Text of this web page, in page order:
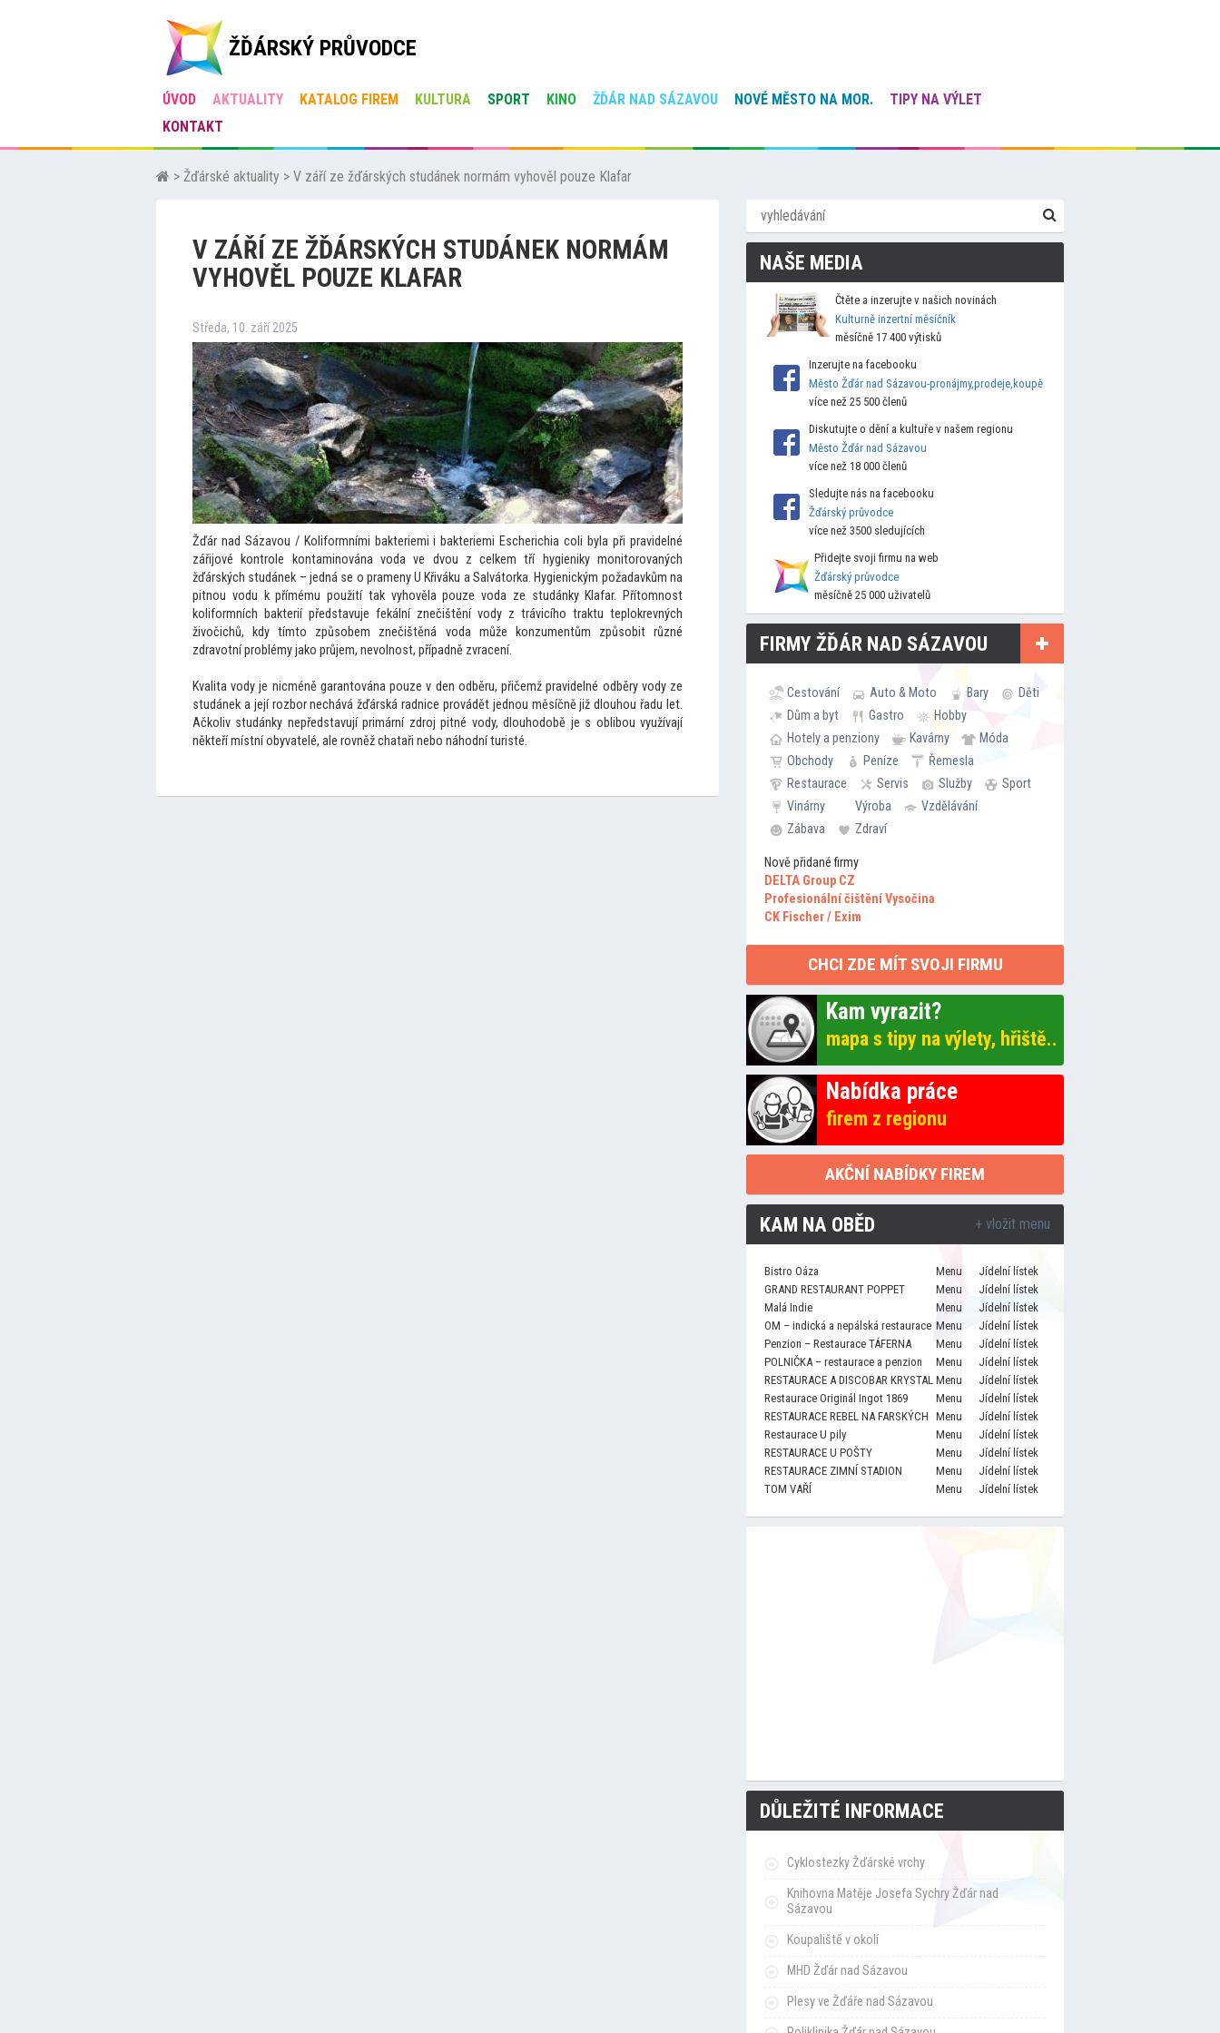
ŽĎÁRSKÝ PRŮVODCE
ÚVOD AKTUALITY KATALOG FIREM KULTURA SPORT KINO ŽĎÁR NAD SÁZAVOU NOVÉ MĚSTO NA MOR.
TIPY NA VÝLET
KONTAKT
> Žďárské aktuality > V září ze žďárských studánek normám vyhověl pouze Klafar
V ZÁŘÍ ZE ŽĎÁRSKÝCH STUDÁNEK NORMÁM
VYHOVĚL POUZE KLAFAR
Středa, 10. září 2025
Žďár nad Sázavou / Koliformními bakteriemi i bakteriemi Escherichia coli byla při pravidelné
zářijové kontrole kontaminována voda ve dvou z celkem tří hygieniky monitorovaných
žďárských studánek – jedná se o prameny U Křiváku a Salvátorka. Hygienickým požadavkům na
pitnou vodu k přímému použití tak vyhověla pouze voda ze studánky Klafar. Přítomnost
koliformních bakterií představuje fekální znečištění vody z trávicího traktu teplokrevných
živočichů, kdy tímto způsobem znečištěná voda může konzumentům způsobit různé
zdravotní problémy jako průjem, nevolnost, případně zvracení.
Kvalita vody je nicméně garantována pouze v den odběru, přičemž pravidelné odběry vody ze
studánek a její rozbor nechává žďárská radnice provádět jednou měsíčně již dlouhou řadu let.
Ačkoliv studánky nepředstavují primární zdroj pitné vody, dlouhodobě je s oblibou využívají
někteří místní obyvatelé, ale rovněž chataři nebo náhodní turisté.
NAŠE MEDIA
Čtěte a inzerujte v našich novinách
Kulturně inzertní měsíčník
měsíčně 17 400 výtisků
Inzerujte na facebooku
Město Žďár nad Sázavou-pronájmy,prodeje,koupě
více než 25 500 členů
Diskutujte o dění a kultuře v našem regionu
Město Žďár nad Sázavou
více než 18 000 členů
Sledujte nás na facebooku
Žďárský průvodce
více než 3500 sledujících
Přidejte svoji firmu na web
Žďárský průvodce
měsíčně 25 000 uživatelů
FIRMY ŽĎÁR NAD SÁZAVOU
Cestování Auto & Moto Bary
Děti
Dům a byt
Gastro
Hobby
Hotely a penziony
Kavárny
Móda
Obchody
Peníze
Řemesla
Restaurace
Servis Služby
Sport
Vinárny
Výroba
Vzdělávání
Zábava
Zdraví
Nově přidané firmy
DELTA Group CZ
Profesionální čištění Vysočina
CK Fischer / Exim
CHCI ZDE MÍT SVOJI FIRMU
Kam vyrazit?
mapa s tipy na výlety, hřiště..
Nabídka práce
firem z regionu
AKČNÍ NABÍDKY FIREM
KAM NA OBĚD + vložit menu
Bistro Oáza Menu
Jídelní lístek
GRAND RESTAURANT POPPET
Menu
Jídelní lístek
Malá Indie
Menu
Jídelní lístek
OM – indická a nepálská restaurace Menu
Jídelní lístek
Penzion – Restaurace TÁFERNA
Menu
Jídelní lístek
POLNIČKA – restaurace a penzion
Menu
Jídelní lístek
RESTAURACE A DISCOBAR KRYSTAL Menu
Jídelní lístek
Restaurace Originál Ingot 1869
Menu
Jídelní lístek
RESTAURACE REBEL NA FARSKÝCH Menu
Jídelní lístek
Restaurace U pily
Menu
Jídelní lístek
RESTAURACE U POŠTY
Menu
Jídelní lístek
RESTAURACE ZIMNÍ STADION
Menu
Jídelní lístek
TOM VAŘÍ
Menu Jídelní lístek
DŮLEŽITÉ INFORMACE
Cyklostezky Žďárské vrchy
Knihovna Matěje Josefa Sychry Žďár nad
Sázavou
Koupaliště v okolí
MHD Žďár nad Sázavou
Plesy ve Žďáře nad Sázavou